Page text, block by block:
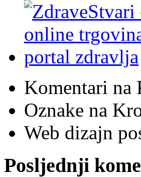
Komentari na
Oznake na
Web dizajn
Posljednji